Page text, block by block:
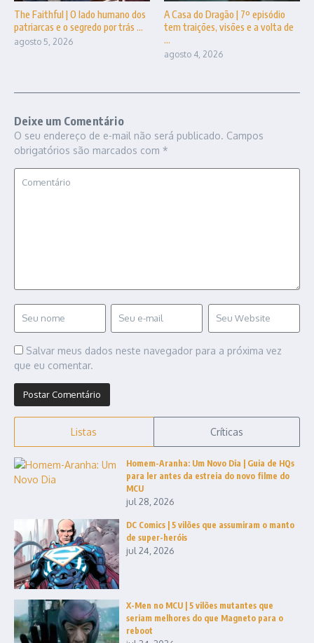
The Faithful | O lado humano dos
patriarcas e o segredo por trás ...
agosto 5, 2026
A Casa do Dragão | 7º episódio
tem traições, visões e a volta de
...
agosto 4, 2026
Deixe um Comentário
O seu endereço de e-mail não será publicado. Campos
obrigatórios são marcados com *
Salvar meus dados neste navegador para a próxima vez
que eu comentar.
Listas Críticas
Homem-Aranha: Um Novo Dia | Guia de HQs
para ler antes da estreia do novo filme do
MCU
jul 28, 2026
DC Comics | 5 vilões que assumiram o manto
de super-heróis
jul 24, 2026
X-Men no MCU | 5 vilões mutantes que
seriam melhores do que Magneto para o
reboot